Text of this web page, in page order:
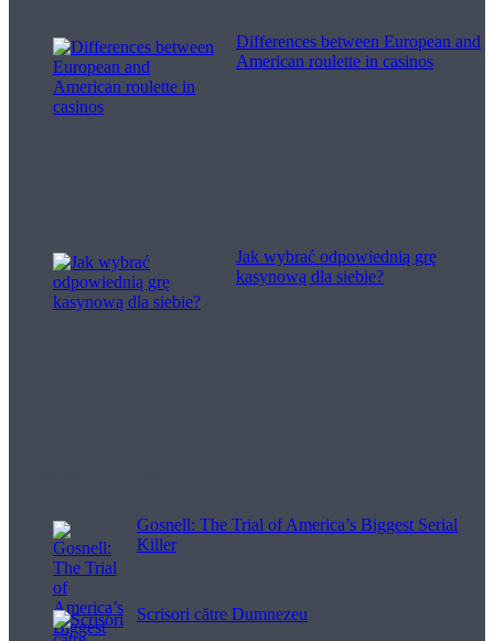
Differences between European and
American roulette in casinos
Jak wybrać odpowiednią grę
kasynową dla siebie?
Gosnell: The Trial of America’s Biggest Serial
Killer
Scrisori către Dumnezeu